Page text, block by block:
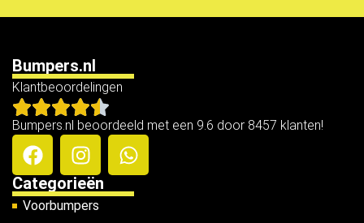
Bumpers.nl
Klantbeoordelingen
Bumpers.nl beoordeeld met een 9.6 door 8457 klanten!
Categorieën
Voorbumpers